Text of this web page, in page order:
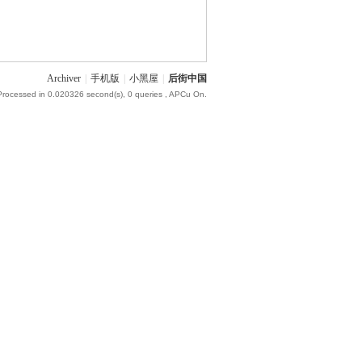
Archiver 手机版 小黑屋 后街中国
in 0.020326 second(s), 0 queries , APCu On.